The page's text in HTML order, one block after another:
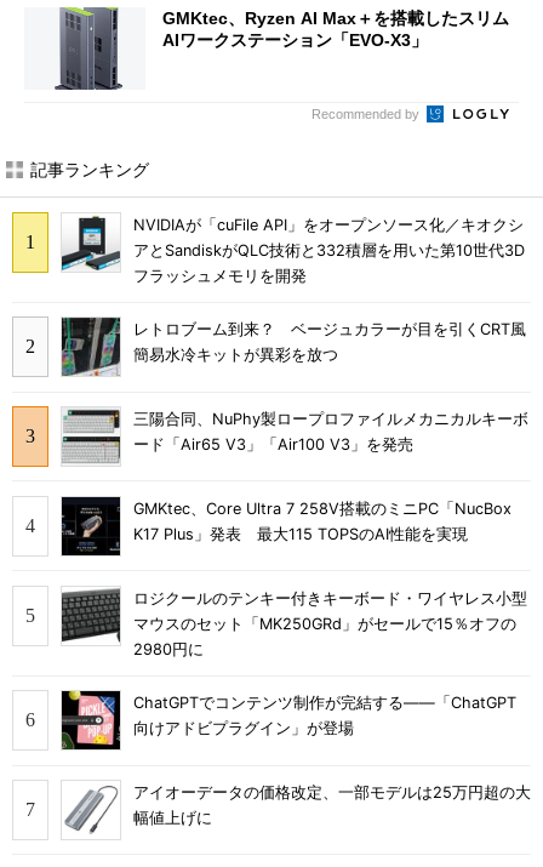
GMKtec、Ryzen AI Max＋を搭載したスリム
AIワークステーション「EVO-X3」
Recommended by
記事ランキング
NVIDIAが「cuFile API」をオープンソース化／キオクシ
アとSandiskがQLC技術と332積層を用いた第10世代3D
フラッシュメモリを開発
レトロブーム到来？ ベージュカラーが目を引くCRT風
簡易水冷キットが異彩を放つ
三陽合同、NuPhy製ロープロファイルメカニカルキーボ
ード「Air65 V3」「Air100 V3」を発売
GMKtec、Core Ultra 7 258V搭載のミニPC「NucBox
K17 Plus」発表 最大115 TOPSのAI性能を実現
ロジクールのテンキー付きキーボード・ワイヤレス小型
マウスのセット「MK250GRd」がセールで15％オフの
2980円に
ChatGPTでコンテンツ制作が完結する――「ChatGPT
向けアドビプラグイン」が登場
アイオーデータの価格改定、一部モデルは25万円超の大
幅値上げに